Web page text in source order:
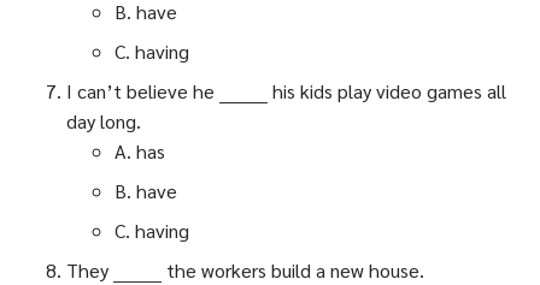
B. have
C. having
I can’t believe he ________ his kids play video games all
day long.
A. has
B. have
C. having
They ________ the workers build a new house.